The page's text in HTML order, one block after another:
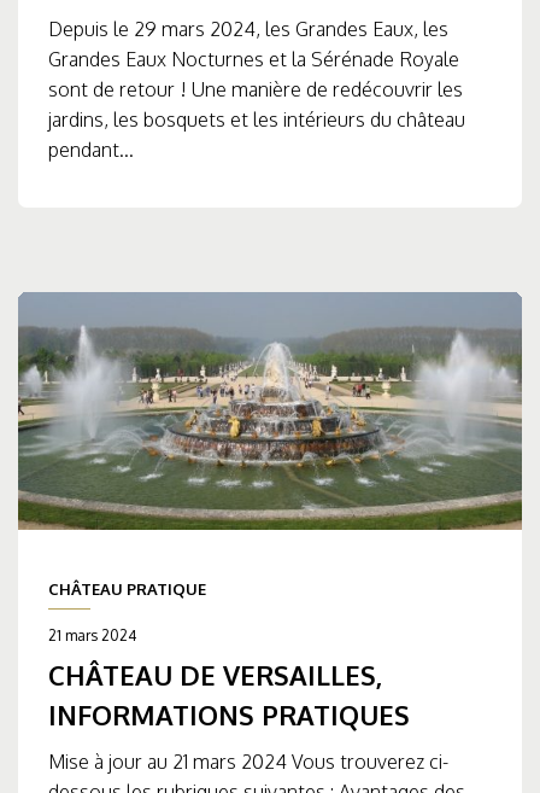
Depuis le 29 mars 2024, les Grandes Eaux, les
Grandes Eaux Nocturnes et la Sérénade Royale
sont de retour ! Une manière de redécouvrir les
jardins, les bosquets et les intérieurs du château
pendant...
CHÂTEAU PRATIQUE
21 mars 2024
CHÂTEAU DE VERSAILLES,
INFORMATIONS PRATIQUES
Mise à jour au 21 mars 2024 Vous trouverez ci-